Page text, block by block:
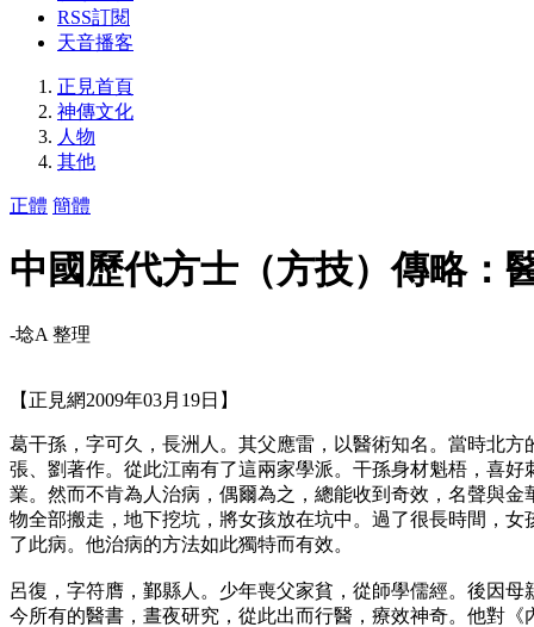
RSS訂閱
天音播客
正見首頁
神傳文化
人物
其他
正體 簡體
中國歷代方士（方技）傳略：
-埝A 整理
【正見網2009年03月19日】
葛干孫，字可久，長洲人。其父應雷，以醫術知名。當時北
張、劉著作。從此江南有了這兩家學派。干孫身材魁梧，喜
業。然而不肯為人治病，偶爾為之，總能收到奇效，名聲與
物全部搬走，地下挖坑，將女孩放在坑中。過了很長時間，
了此病。他治病的方法如此獨特而有效。
呂復，字符膺，鄞縣人。少年喪父家貧，從師學儒經。後因
今所有的醫書，晝夜研究，從此出而行醫，療效神奇。他對